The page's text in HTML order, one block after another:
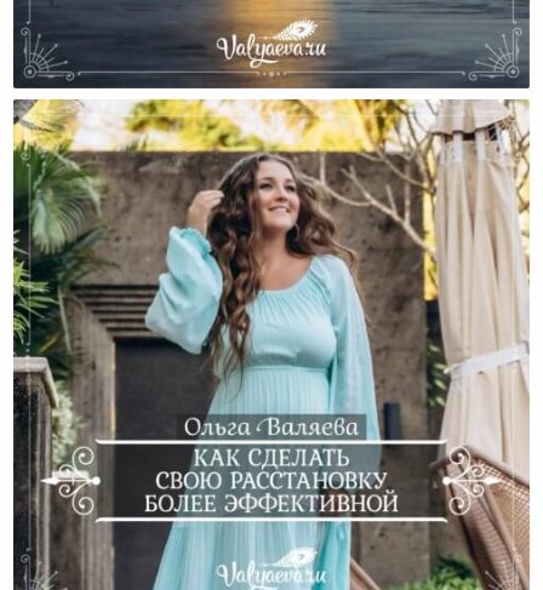
Как Маша Развалила Свою Семью И Что Было
Потом?